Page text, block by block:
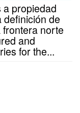
propiedad
de
norte
and
for the...